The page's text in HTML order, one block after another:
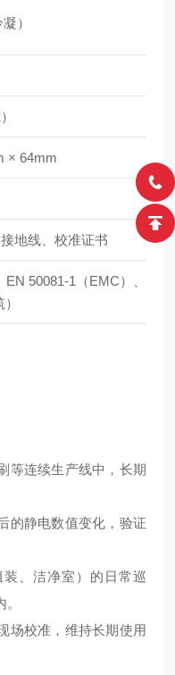
）
× 64mm
地线、校准证书
50081-1（EMC）、
等连续生产线中，长期
的静电数值变化，验证
、洁净室）的日常巡
场校准，维持长期使用